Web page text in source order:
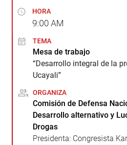
HORA
9:00 AM
TEMA
Mesa de trabajo
“Desarrollo integral de la
Ucayali”
ORGANIZA
Comisión de Defensa
Desarrollo alternativo y
Drogas
Presidenta: Congresista